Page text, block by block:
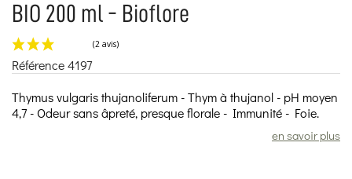
BIO 200 ml - Bioflore
Référence4197
Thymus vulgaris thujanoliferum - Thym à thujanol - pH moyen
4,7 - Odeur sans âpreté, presque florale - Immunité - Foie.
en savoir plus